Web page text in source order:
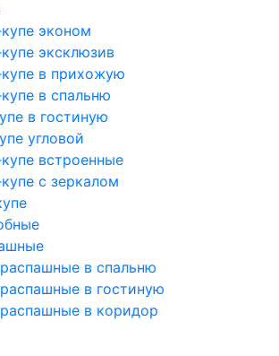
эконом
эксклюзив
в прихожую
в спальню
в гостиную
угловой
встроенные
с зеркалом
в спальню
в гостиную
в коридор